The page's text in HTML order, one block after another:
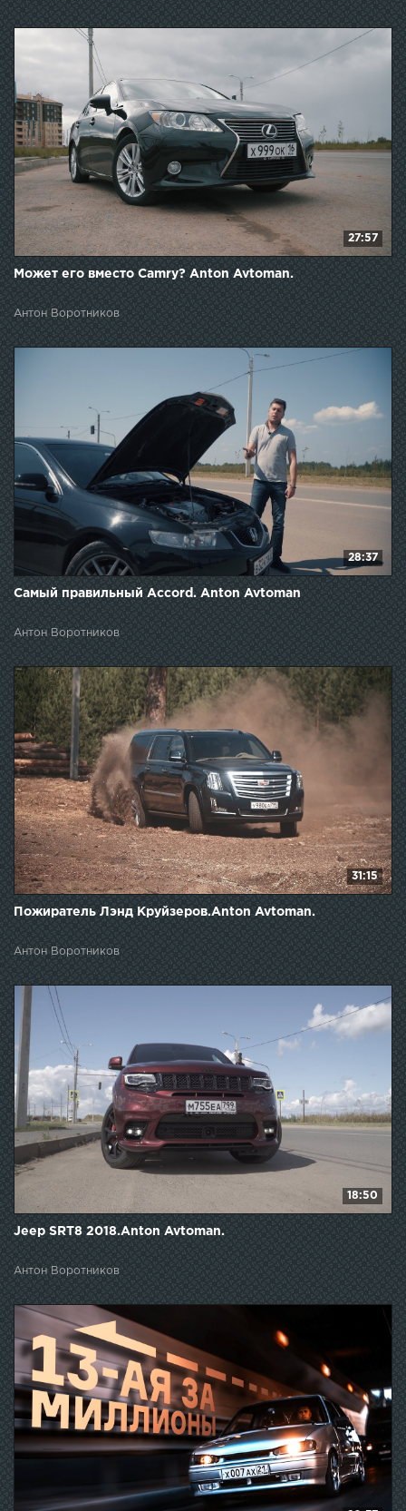
27:57
Может его вместо Camry? Anton Avtoman.
Антон Воротников
28:37
Самый правильный Accord. Anton Avtoman
Антон Воротников
31:15
Пожиратель Лэнд Круйзеров.Anton Avtoman.
Антон Воротников
18:50
Jeep SRT8 2018.Anton Avtoman.
Антон Воротников